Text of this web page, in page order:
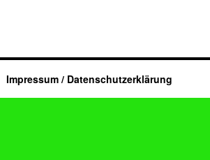
Impressum / Datenschutzerklärung